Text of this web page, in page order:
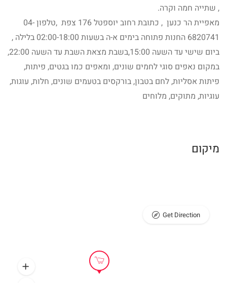
, שתייה חמה וקרה.
מאפיית הר כנען , כתובת רחוב יוספטל 176 צפת ,טלפון 04-
6820741 החנות פתוחה בימים א-ה בשעות 02:00-18:00 בלילה ,
ביום שישי עד השעה 15:00,בשבת מצאת השבת עד השעה 22:00,
במקום נאפים סוגי לחמים שונים, ומאפים כמו בגטים, פיתות,
פיתות אסליות, לחם בטבון, בורקסים בטעמים שונים, חלות, עוגות,
עוגיות, מתוקים, מלוחים
מיקום
Get Direction